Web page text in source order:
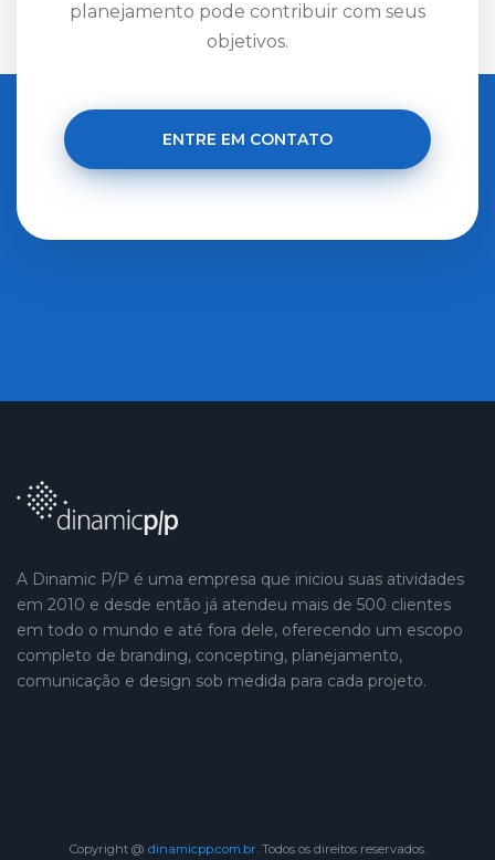
planejamento pode contribuir com seus
objetivos.
ENTRE EM CONTATO
A Dinamic P/P é uma empresa que iniciou suas atividades
em 2010 e desde então já atendeu mais de 500 clientes
em todo o mundo e até fora dele, oferecendo um escopo
completo de branding, concepting, planejamento,
comunicação e design sob medida para cada projeto.
Copyright @ dinamicpp.com.br. Todos os direitos reservados.